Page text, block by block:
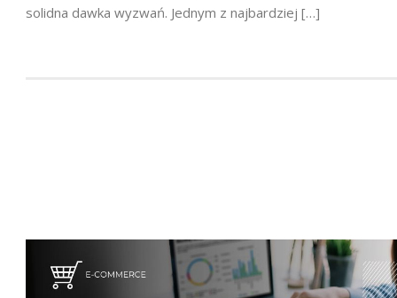
solidna dawka wyzwań. Jednym z najbardziej […]